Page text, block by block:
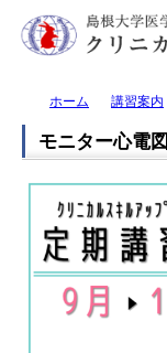
ホーム 講習案内
モニター心電図